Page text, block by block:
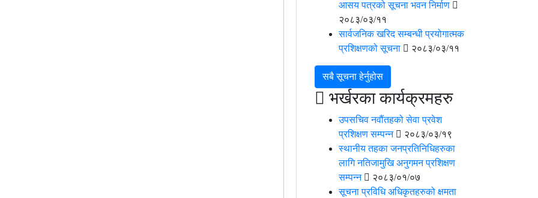
आसय पत्रको सूचना भवन निर्माण
२०८३/०३/११
सार्वजनिक खरिद सम्‍बन्‍धी प्रयोगात्‍मक
प्रशिक्षणको सूचना
२०८३/०३/११
सबै सूचना हेर्नुहोस
भर्खरका कार्यक्रमहरु
उपसचिव नवौंतहको सेवा प्रवेश
प्रशिक्षण सम्‍पन्‍न
२०८३/०३/१९
स्‍थानीय तहका जनप्रतिनिधिहरुका
लागि नतिजामुखि अनुगमन प्रशिक्षण
सम्‍पन्‍न
२०८३/०१/०७
सूचना प्रविधि अधिकृतहरुको क्षमता